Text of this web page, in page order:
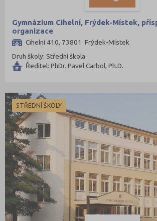
Gymnázium Cihelní, Frýdek-Místek,
organizace
Cihelní 410, 73801 Frýdek-Místek
Druh školy: Střední škola
Ředitel: PhDr. Pavel Carbol, Ph.D.
STŘEDNÍ ŠKOLY